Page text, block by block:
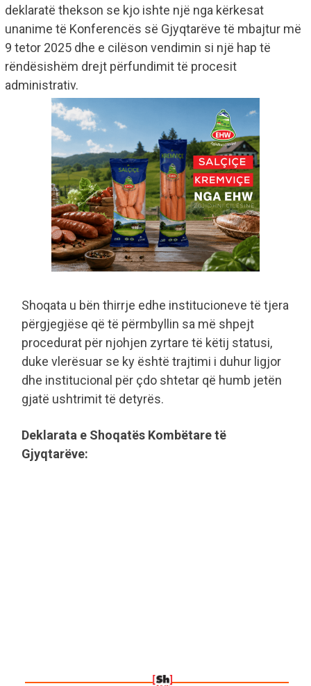
deklaratë thekson se kjo ishte një nga kërkesat
unanime të Konferencës së Gjyqtarëve të mbajtur më
9 tetor 2025 dhe e cilëson vendimin si një hap të
rëndësishëm drejt përfundimit të procesit
administrativ.
Shoqata u bën thirrje edhe institucioneve të tjera
përgjegjëse që të përmbyllin sa më shpejt
procedurat për njohjen zyrtare të këtij statusi,
duke vlerësuar se ky është trajtimi i duhur ligjor
dhe institucional për çdo shtetar që humb jetën
gjatë ushtrimit të detyrës.
Deklarata e Shoqatës Kombëtare të
Gjyqtarëve: